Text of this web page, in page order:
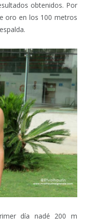
obtenidos. Por
oro en los 100 metros
día nadé 200 m